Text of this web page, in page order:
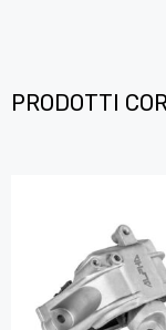
PRODOTTI